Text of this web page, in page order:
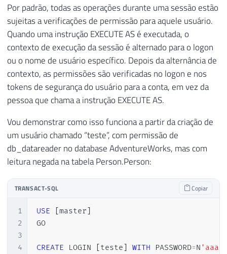
Por padrão, todas as operações durante uma sessão estão
sujeitas a verificações de permissão para aquele usuário.
Quando uma instrução EXECUTE AS é executada, o
contexto de execução da sessão é alternado para o logon
ou o nome de usuário específico. Depois da alternância de
contexto, as permissões são verificadas no logon e nos
tokens de segurança do usuário para a conta, em vez da
pessoa que chama a instrução EXECUTE AS.
Vou demonstrar como isso funciona a partir da criação de
um usuário chamado “teste”, com permissão de
db_datareader no database AdventureWorks, mas com
leitura negada na tabela Person.Person:
TRANSACT-SQL Copiar
1
2
3
4
USE [master]
GO
CREATE LOGIN [teste] WITH PASSWORD=N 'aaa'